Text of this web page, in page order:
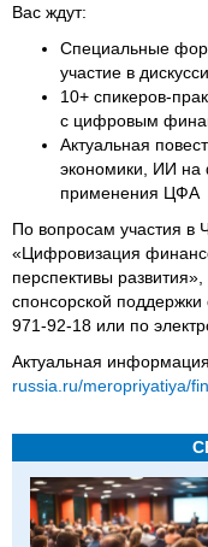
Вас ждут:
Специальные
участие в
10+ спикеров-
с цифровым
Актуальная
экономики, ИИ на
применения ЦФА
По вопросам участия в
«Цифровизация
перспективы
спонсорской
971-92-18 или по
Актуальная
russia.ru/meropriyatiya/